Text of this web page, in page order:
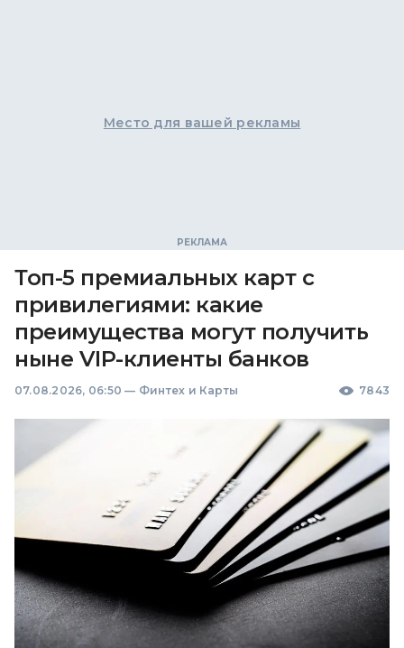
Место для вашей рекламы
Топ-5 премиальных карт с
привилегиями: какие
преимущества могут получить
ныне VIP-клиенты банков
07.08.2026, 06:50 — Финтех и Карты 7843